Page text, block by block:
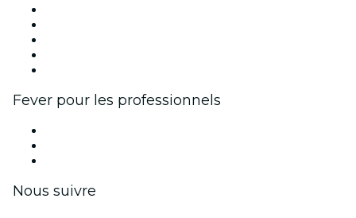
Fever pour les professionnels
Nous suivre